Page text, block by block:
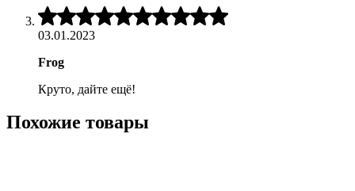
5
03.01.2023
Frog
Круто, дайте ещё!
Похожие товары